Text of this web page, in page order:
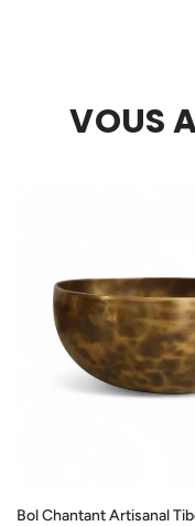
VOUS
Bol Chantant Artisanal